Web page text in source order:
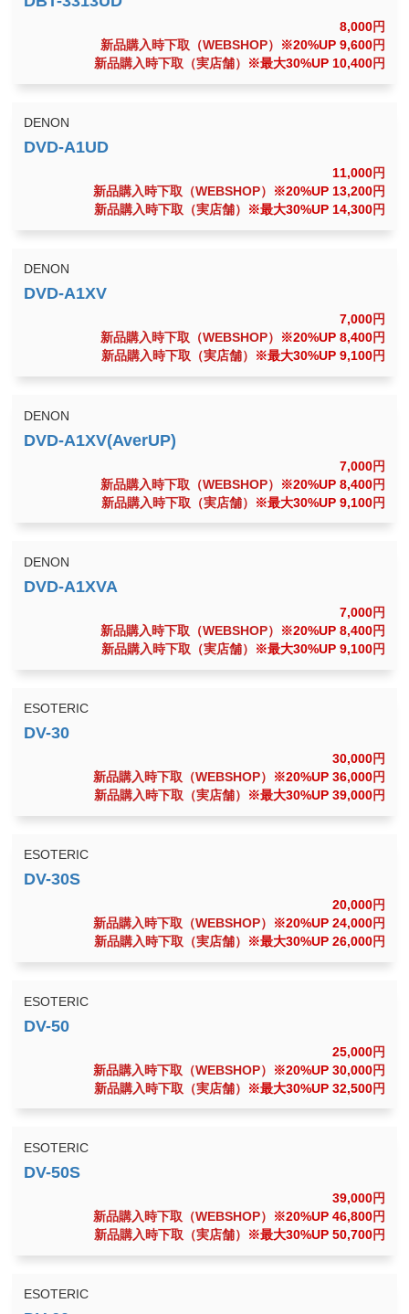
8,000円
新品購入時下取（WEBSHOP）
※20%UP 9,600円
新品購入時下取（実店舗）
※最大30%UP 10,400円
DENON
11,000円
新品購入時下取（WEBSHOP）
※20%UP 13,200円
新品購入時下取（実店舗）
※最大30%UP 14,300円
DENON
7,000円
新品購入時下取（WEBSHOP）
※20%UP 8,400円
新品購入時下取（実店舗）
※最大30%UP 9,100円
DENON
7,000円
新品購入時下取（WEBSHOP）
※20%UP 8,400円
新品購入時下取（実店舗）
※最大30%UP 9,100円
DENON
7,000円
新品購入時下取（WEBSHOP）
※20%UP 8,400円
新品購入時下取（実店舗）
※最大30%UP 9,100円
ESOTERIC
30,000円
新品購入時下取（WEBSHOP）
※20%UP 36,000円
新品購入時下取（実店舗）
※最大30%UP 39,000円
ESOTERIC
20,000円
新品購入時下取（WEBSHOP）
※20%UP 24,000円
新品購入時下取（実店舗）
※最大30%UP 26,000円
ESOTERIC
25,000円
新品購入時下取（WEBSHOP）
※20%UP 30,000円
新品購入時下取（実店舗）
※最大30%UP 32,500円
ESOTERIC
39,000円
新品購入時下取（WEBSHOP）
※20%UP 46,800円
新品購入時下取（実店舗）
※最大30%UP 50,700円
ESOTERIC